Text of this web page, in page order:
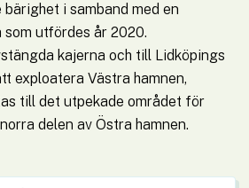
i samband med en
utfördes år 2020.
kajerna och till Lidköpings
exploatera Västra hamnen,
till det utpekade området för
delen av Östra hamnen.